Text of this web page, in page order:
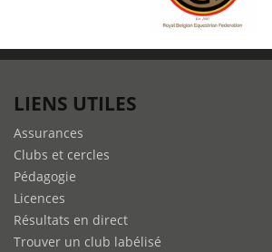
LIENS UTILES
Assurances
Clubs et cercles
Pédagogie
Licences
Résultats en direct
Trouver un club labélisé